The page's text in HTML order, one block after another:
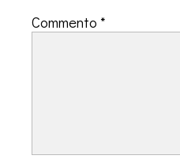
Commento *